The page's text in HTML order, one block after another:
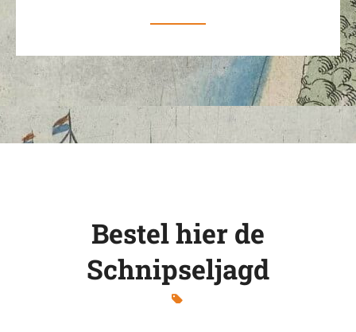
Bestel hier de
Schnipseljagd